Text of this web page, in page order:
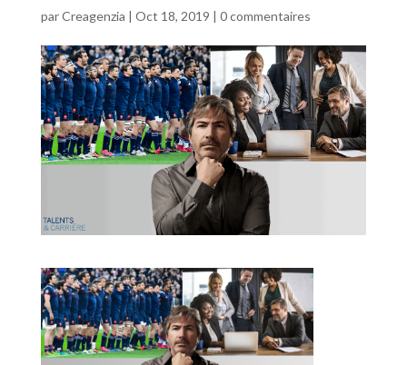
parCreagenzia | Oct 18, 2019 | 0 commentaires